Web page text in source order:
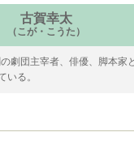
古賀幸太
（こが・こうた）
劇団主宰者、俳優、脚本家
いる。